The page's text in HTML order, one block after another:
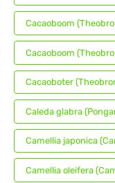
Cacaoboom
Cacaoboom
Cacaoboter
Caleda glabra
Camellia japonica
Camellia oleifera